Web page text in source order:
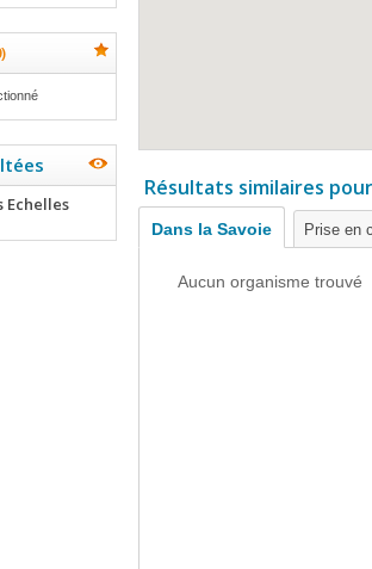
)
Echelles
Résultats similaires
Dans la Savoie Prise en
Aucun organisme trouvé